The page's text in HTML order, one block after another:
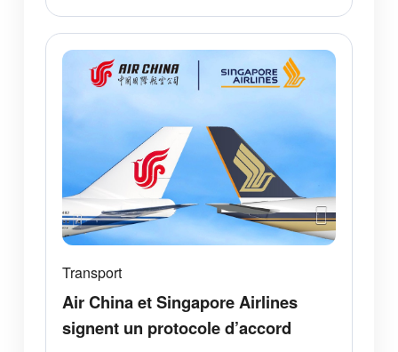
Transport
Air China et Singapore Airlines
signent un protocole d’accord